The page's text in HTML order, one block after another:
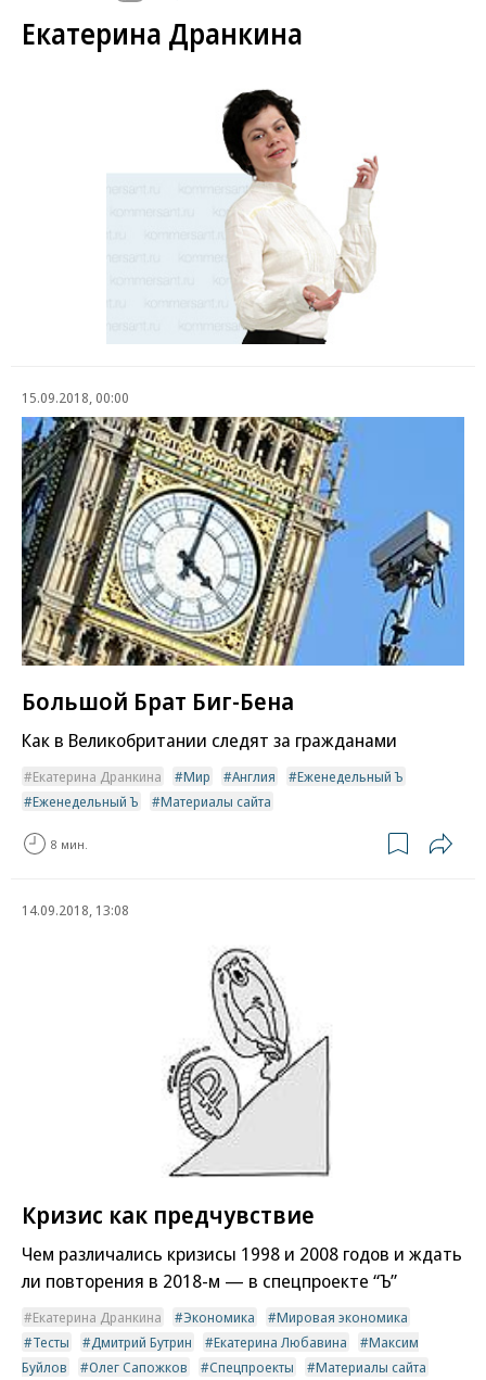
Екатерина Дранкина
15.09.2018, 00:00
Большой Брат Биг-Бена
Как в Великобритании следят за гражданами
Екатерина Дранкина Мир Англия
Еженедельный Ъ
Еженедельный Ъ
Материалы сайта
8 мин.
14.09.2018, 13:08
Кризис как предчувствие
Чем различались кризисы 1998 и 2008 годов и ждать
ли повторения в 2018-м — в спецпроекте “Ъ”
Екатерина Дранкина Экономика
Мировая экономика
Тесты
Дмитрий Бутрин Екатерина Любавина
Максим
Буйлов
Олег Сапожков Спецпроекты Материалы сайта